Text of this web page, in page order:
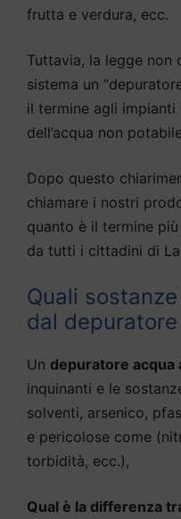
frutta e verdura, ecc.
Tuttavia, la legge non
sistema un
il termine agli
dell’acqua non
Dopo questo
chiamare i nostri
quanto è il termine
da tutti i cittadini di La
Quali
dal depuratore
Un depuratore acqua
inquinanti e le
solventi, arsenico,
e pericolose come
torbidità, ecc.),
Qual è la differenza